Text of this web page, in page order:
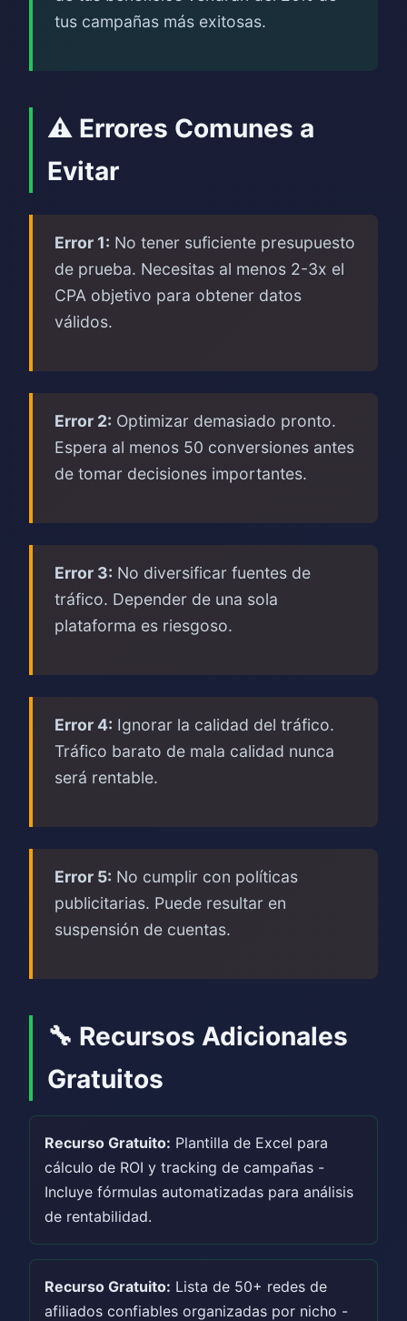
tus campañas más exitosas.
⚠️ Errores Comunes a
Evitar
Error 1: No tener suficiente presupuesto
de prueba. Necesitas al menos 2-3x el
CPA objetivo para obtener datos
válidos.
Error 2: Optimizar demasiado pronto.
Espera al menos 50 conversiones antes
de tomar decisiones importantes.
Error 3: No diversificar fuentes de
tráfico. Depender de una sola
plataforma es riesgoso.
Error 4: Ignorar la calidad del tráfico.
Tráfico barato de mala calidad nunca
será rentable.
Error 5: No cumplir con políticas
publicitarias. Puede resultar en
suspensión de cuentas.
🔧 Recursos Adicionales
Gratuitos
Recurso Gratuito: Plantilla de Excel para
cálculo de ROI y tracking de campañas -
Incluye fórmulas automatizadas para análisis
de rentabilidad.
Recurso Gratuito: Lista de 50+ redes de
afiliados confiables organizadas por nicho -